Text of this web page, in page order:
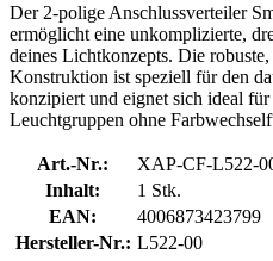
Der 2-polige Anschlussverteiler
ermöglicht eine unkomplizierte,
deines Lichtkonzepts. Die
Konstruktion ist speziell für den
konzipiert und eignet sich ideal
Leuchtgruppen ohne
Art.-Nr.:
XAP-CF-L522-
Inhalt:
1 Stk.
EAN:
4006873423799
Hersteller-Nr.: L522-00